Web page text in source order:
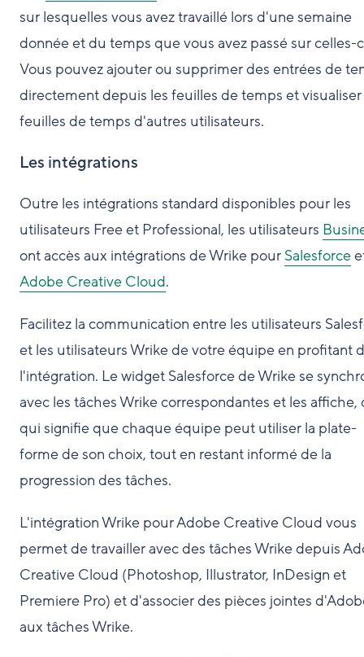
sur lesquelles vous avez travaillé lors d'une semaine
donnée et du temps que vous avez passé sur celles-
Vous pouvez ajouter ou supprimer des entrées de
directement depuis les feuilles de temps et visualiser
feuilles de temps d'autres utilisateurs.
Les intégrations
Outre les intégrations standard disponibles pour les
utilisateurs Free et Professional, les utilisateurs
ont accès aux intégrations de Wrike pour Salesforce
Adobe Creative Cloud.
Facilitez la communication entre les utilisateurs
et les utilisateurs Wrike de votre équipe en profitant
l'intégration. Le widget Salesforce de Wrike se
avec les tâches Wrike correspondantes et les affiche,
qui signifie que chaque équipe peut utiliser la plate-
forme de son choix, tout en restant informé de la
progression des tâches.
L'intégration Wrike pour Adobe Creative Cloud vous
permet de travailler avec des tâches Wrike depuis
Creative Cloud (Photoshop, Illustrator, InDesign et
Premiere Pro) et d'associer des pièces jointes
aux tâches Wrike.